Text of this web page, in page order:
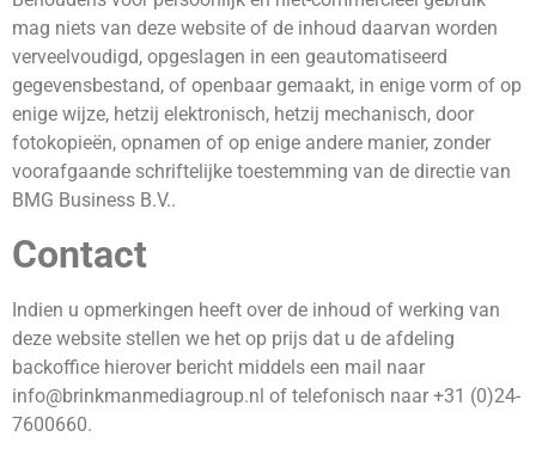
mag niets van deze website of de inhoud daarvan worden
verveelvoudigd, opgeslagen in een geautomatiseerd
gegevensbestand, of openbaar gemaakt, in enige vorm of op
enige wijze, hetzij elektronisch, hetzij mechanisch, door
fotokopieën, opnamen of op enige andere manier, zonder
voorafgaande schriftelijke toestemming van de directie van
BMG Business B.V..
Contact
Indien u opmerkingen heeft over de inhoud of werking van
deze website stellen we het op prijs dat u de afdeling
backoffice hierover bericht middels een mail naar
info@brinkmanmediagroup.nl of telefonisch naar +31 (0)24-
7600660.